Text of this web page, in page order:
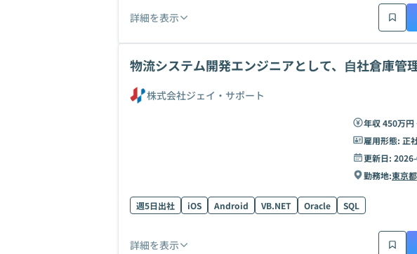
詳細を表示
物流システム開発エンジニアとして、⾃社倉庫管
株式会社ジェイ・サポート
年収 450万円
雇用形態: 正
更新日:
勤務地:東京都
週5日出社 iOS Android VB.NET Oracle SQL
詳細を表示